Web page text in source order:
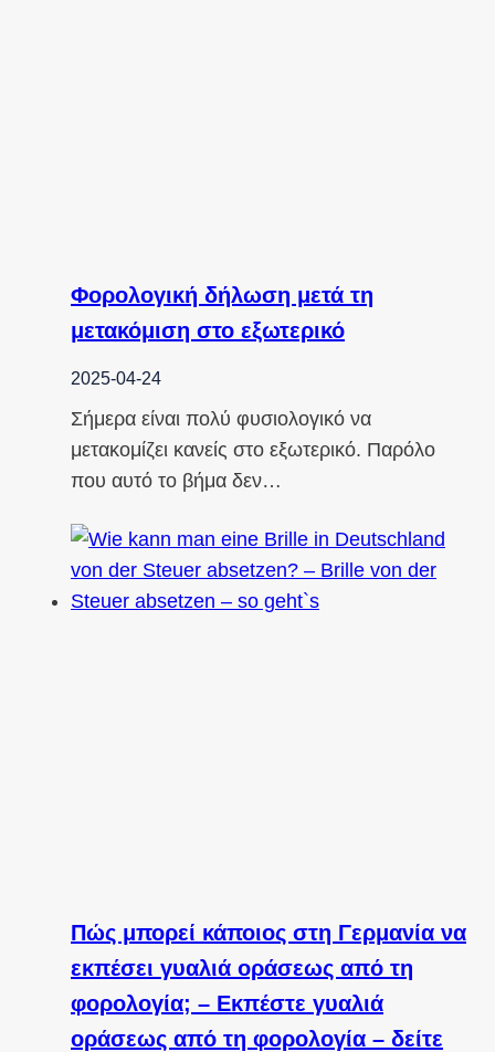
Φορολογική δήλωση μετά τη
μετακόμιση στο εξωτερικό
2025-04-24
Σήμερα είναι πολύ φυσιολογικό να
μετακομίζει κανείς στο εξωτερικό. Παρόλο
που αυτό το βήμα δεν…
Πώς μπορεί κάποιος στη Γερμανία να
εκπέσει γυαλιά οράσεως από τη
φορολογία; – Εκπέστε γυαλιά
οράσεως από τη φορολογία – δείτε